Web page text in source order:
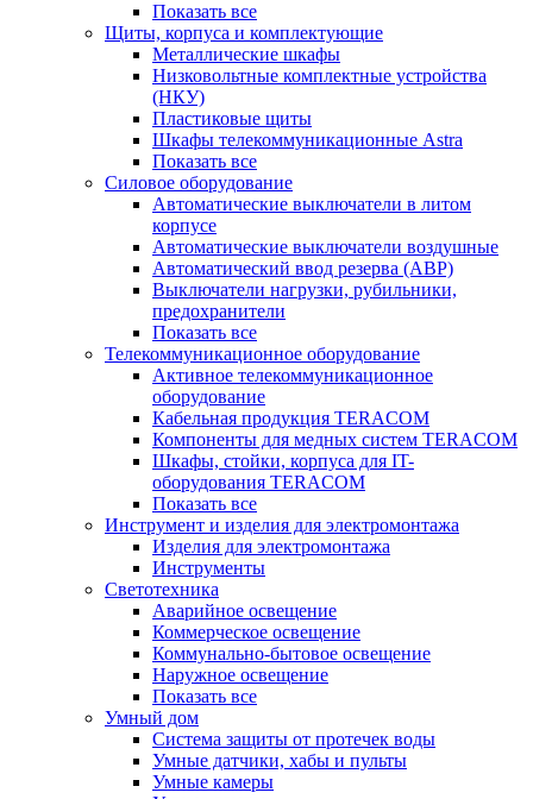
Показать все
Щиты, корпуса и комплектующие
Металлические шкафы
Низковольтные комплектные устройства
(НКУ)
Пластиковые щиты
Шкафы телекоммуникационные Astra
Показать все
Силовое оборудование
Автоматические выключатели в литом
корпусе
Автоматические выключатели воздушные
Автоматический ввод резерва (АВР)
Выключатели нагрузки, рубильники,
предохранители
Показать все
Телекоммуникационное оборудование
Активное телекоммуникационное
оборудование
Кабельная продукция TERACOM
Компоненты для медных систем TERACOM
Шкафы, стойки, корпуса для IT-
оборудования TERACOM
Показать все
Инструмент и изделия для электромонтажа
Изделия для электромонтажа
Инструменты
Светотехника
Аварийное освещение
Коммерческое освещение
Коммунально-бытовое освещение
Наружное освещение
Показать все
Умный дом
Система защиты от протечек воды
Умные датчики, хабы и пульты
Умные камеры